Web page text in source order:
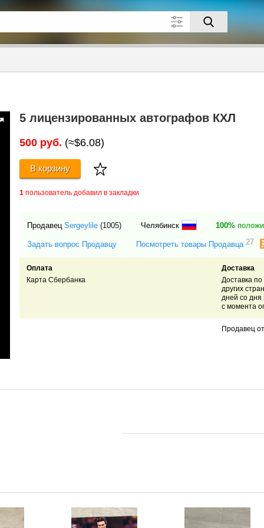
5 лицензированных автографов КХЛ
500 руб. (≈$6.08)
В корзину
1 пользователь добавил в закладки
Продавец Sergeylile (1005) Челябинск 100%
Задать вопрос Продавцу Посмотреть товары Продавца 27
Оплата
Карта Сбербанка
Доставка
Доставка
других
дней со дня
с момента
Продавец